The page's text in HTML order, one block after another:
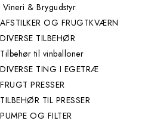
Vineri & Brygudstyr
AFSTILKER OG FRUGTKVÆRN
DIVERSE TILBEHØR
Tilbehør til vinballoner
DIVERSE TING I EGETRÆ
FRUGT PRESSER
TILBEHØR TIL PRESSER
PUMPE OG FILTER